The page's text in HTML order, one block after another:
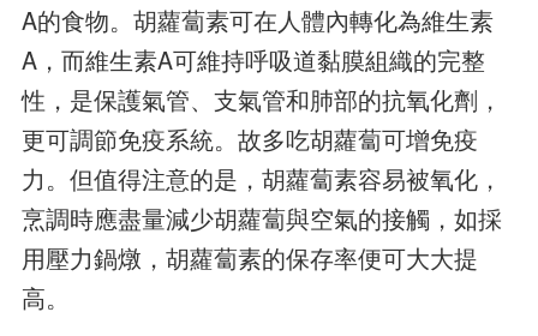
A的食物。胡蘿蔔素可在人體內轉化為維生素
A，而維生素A可維持呼吸道黏膜組織的完整
性，是保護氣管、支氣管和肺部的抗氧化劑，
更可調節免疫系統。故多吃胡蘿蔔可增免疫
力。但值得注意的是，胡蘿蔔素容易被氧化，
烹調時應盡量減少胡蘿蔔與空氣的接觸，如採
用壓力鍋燉，胡蘿蔔素的保存率便可大大提
高。